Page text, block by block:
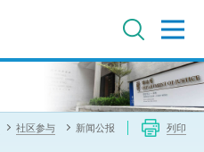
社区参与 新闻公报 列印